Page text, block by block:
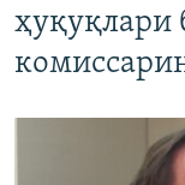
ИЖТИМОИЙ
ҳуқуқлари